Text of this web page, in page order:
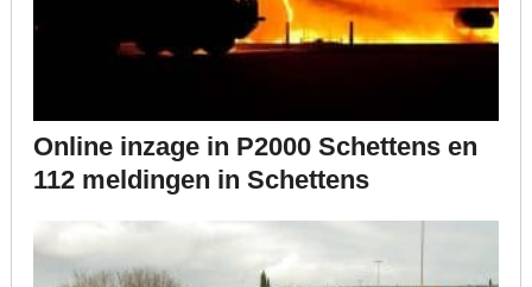
Online inzage in P2000 Schettens en
112 meldingen in Schettens